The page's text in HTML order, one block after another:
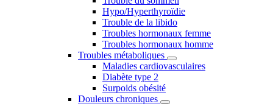
Hypo/Hyperthyroïdie
Trouble de la libido
Troubles hormonaux femme
Troubles hormonaux homme
Troubles métaboliques
Maladies cardiovasculaires
Diabète type 2
Surpoids obésité
Douleurs chroniques